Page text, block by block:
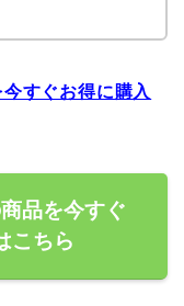
すぐお得に購入
品を今すぐ
こちら